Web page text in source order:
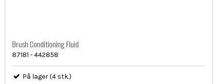
Brush Conditioning Fluid
87181 - 442858
På lager (4 stk.)